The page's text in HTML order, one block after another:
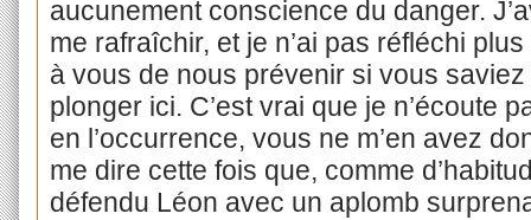
aucunement conscience du danger.
me rafraîchir, et je n’ai pas réfléchi
à vous de nous prévenir si vous
plonger ici. C’est vrai que je n’écoute
en l’occurrence, vous ne m’en avez
me dire cette fois que, comme
défendu Léon avec un aplomb